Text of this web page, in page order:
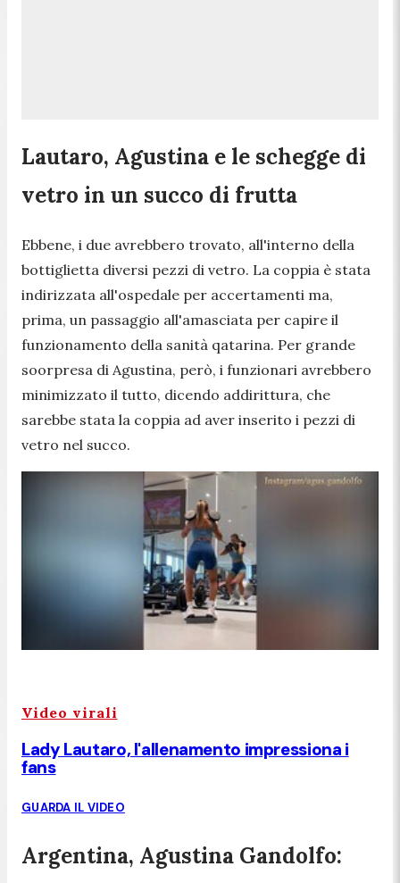
Lautaro, Agustina e le schegge di
vetro in un succo di frutta
Ebbene, i due avrebbero trovato, all'interno della
bottiglietta diversi pezzi di vetro. La coppia è stata
indirizzata all'ospedale per accertamenti ma,
prima, un passaggio all'amasciata per capire il
funzionamento della sanità qatarina. Per grande
soorpresa di Agustina, però, i funzionari avrebbero
minimizzato il tutto, dicendo addirittura, che
sarebbe stata la coppia ad aver inserito i pezzi di
vetro nel succo.
Video virali
Lady Lautaro, l'allenamento impressiona i
fans
GUARDA IL VIDEO
Argentina, Agustina Gandolfo: